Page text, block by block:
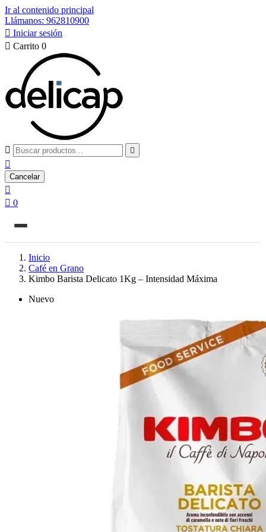
Ir al contenido principal
Llámanos: 962810900
 Iniciar sesión
 Carrito 0
 

Cancelar

 0
Inicio
Café en Grano
Kimbo Barista Delicato 1Kg – Intensidad Máxima
Nuevo